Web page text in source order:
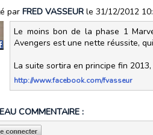
par FRED VASSEUR le 31/12/2012
Le moins bon de la phase 1
Avengers est une nette réussite,
La suite sortira en principe fin
http://www.facebook.com/fvasseur
COMMENTAIRE :